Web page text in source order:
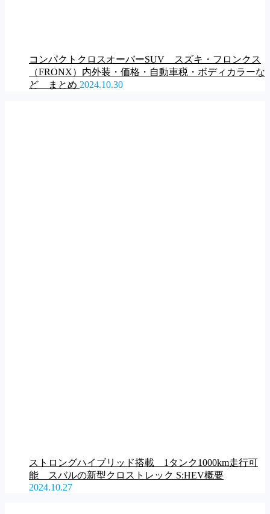
コンパクトクロスオーバーSUV スズキ・フロンクス
（FRONX）内外装・価格・自動車税・ボディカラーな
ど まとめ 2024.10.30
ストロングハイブリッド搭載 1タンク1000km走行可
能 スバルの新型クロストレック S:HEV概要
2024.10.27